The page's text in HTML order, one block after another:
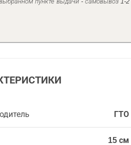
ГТО
15 см